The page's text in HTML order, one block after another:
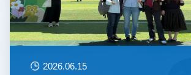
2026.06.15